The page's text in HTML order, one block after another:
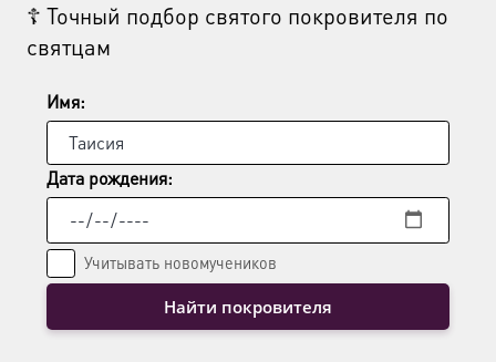
☦ Точный подбор святого покровителя по
святцам
Имя:
Дата рождения:
Учитывать новомучеников
Найти покровителя